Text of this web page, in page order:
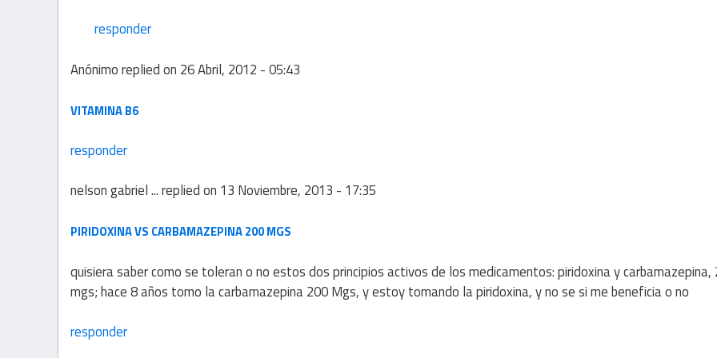
responder
Anónimoreplied on 26 Abril, 2012 - 05:43
VITAMINA B6
responder
nelson gabriel ...replied on 13 Noviembre, 2013 - 17:35
PIRIDOXINA VS CARBAMAZEPINA 200 MGS
quisiera saber como se toleran o no estos dos principios activos de los medicamentos: piridoxina y carbamazepina,
mgs; hace 8 años tomo la carbamazepina 200 Mgs, y estoy tomando la piridoxina, y no se si me beneficia o no
responder